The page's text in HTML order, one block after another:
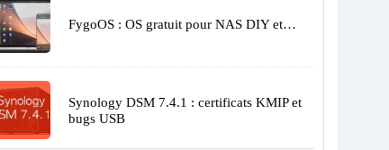
FygoOS : OS gratuit pour NAS DIY et…
Synology DSM 7.4.1 : certificats KMIP et
bugs USB